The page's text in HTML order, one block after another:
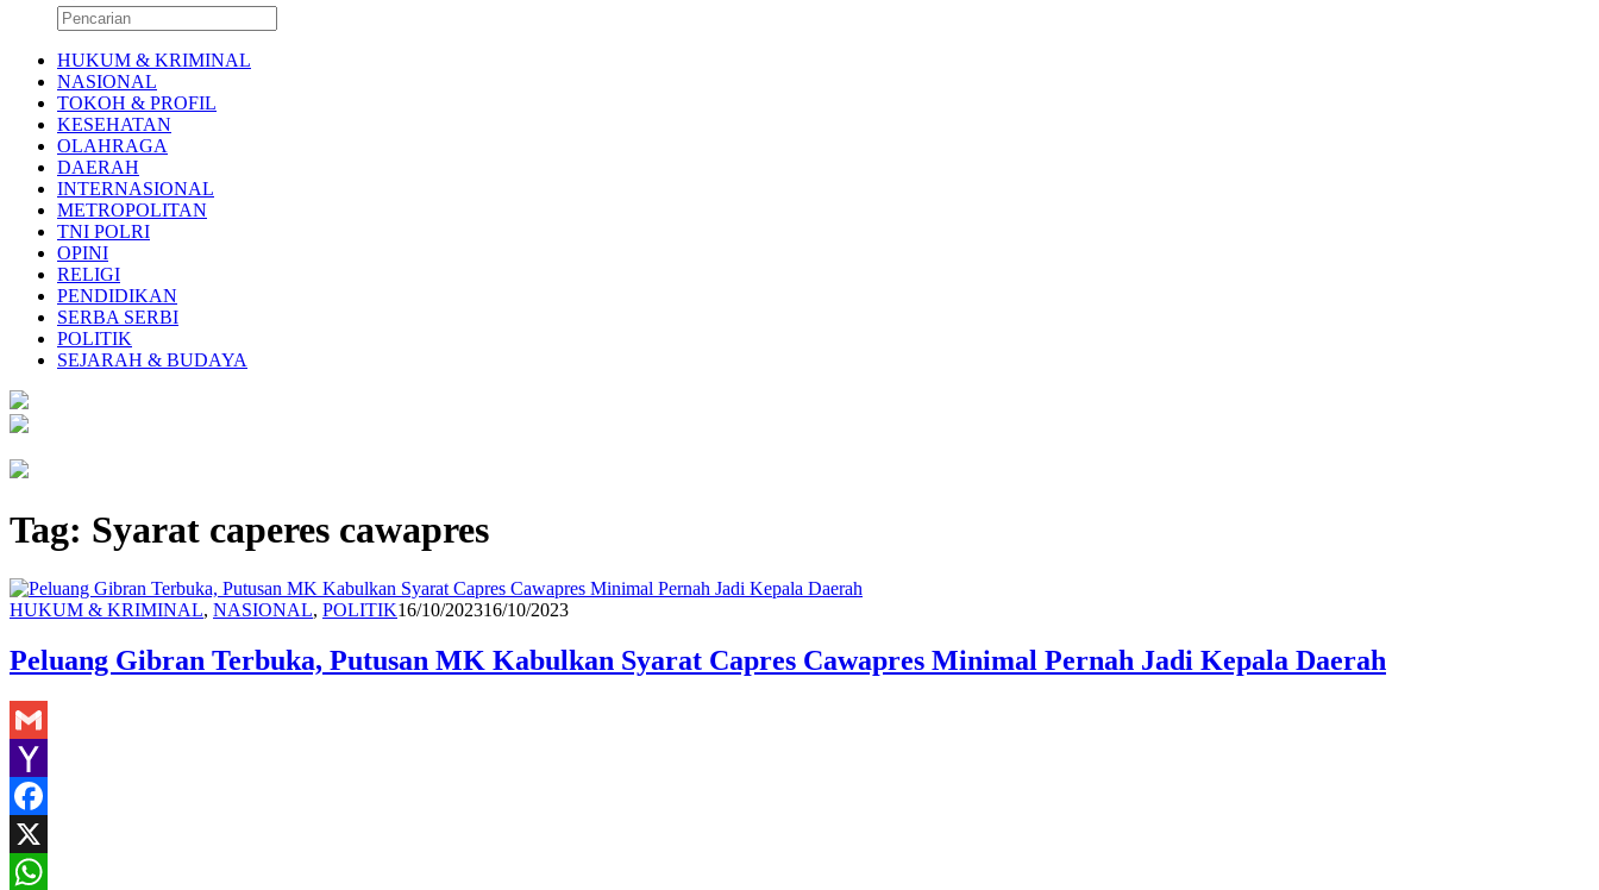
HUKUM & KRIMINAL
NASIONAL
TOKOH & PROFIL
KESEHATAN
OLAHRAGA
DAERAH
INTERNASIONAL
METROPOLITAN
TNI POLRI
OPINI
RELIGI
PENDIDIKAN
SERBA SERBI
POLITIK
SEJARAH & BUDAYA
Tag: Syarat caperes cawapres
HUKUM & KRIMINAL, NASIONAL, POLITIKRedaksi
16/10/202316/10/2023
Peluang Gibran Terbuka, Putusan MK Kabulkan Syarat Capres Cawapres Minimal Pernah Jadi Kepala Daerah
Gmail
Yahoo
Mail
Facebook
X